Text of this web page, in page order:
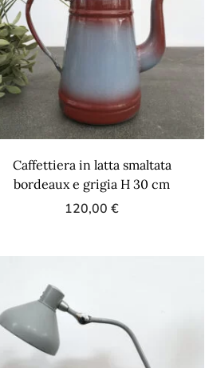
Caffettiera in latta smaltata
bordeaux e grigia H 30 cm
120,00€